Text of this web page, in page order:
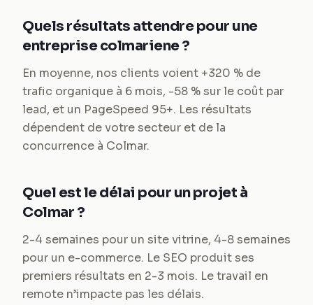
Quels résultats attendre pour une
entreprise colmariene ?
En moyenne, nos clients voient +320 % de
trafic organique à 6 mois, -58 % sur le coût par
lead, et un PageSpeed 95+. Les résultats
dépendent de votre secteur et de la
concurrence à Colmar.
Quel est le délai pour un projet à
Colmar ?
2-4 semaines pour un site vitrine, 4-8 semaines
pour un e-commerce. Le SEO produit ses
premiers résultats en 2-3 mois. Le travail en
remote n’impacte pas les délais.